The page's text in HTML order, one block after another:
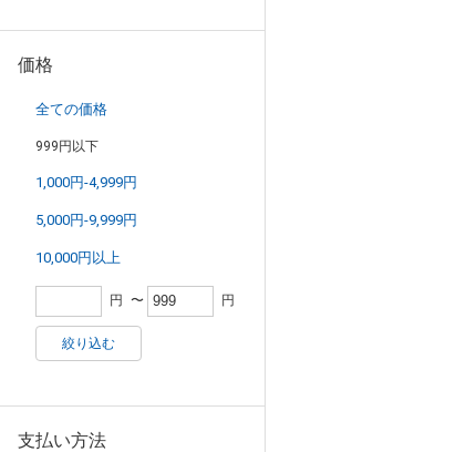
価格
全ての価格
999円以下
1,000円-4,999円
5,000円-9,999円
10,000円以上
円 〜 円
絞り込む
支払い方法